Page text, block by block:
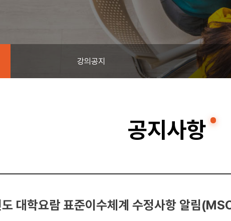
강의공지
공지사항
대학요람 표준이수체계 수정사항 알림